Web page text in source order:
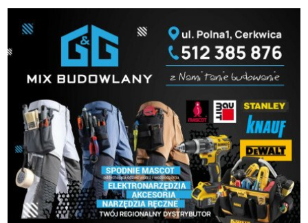
WIADOMOŚCI Z LASU
STUDIO SUPERPORTALU
KONTAKT
REDAKCJA
REGULAMIN